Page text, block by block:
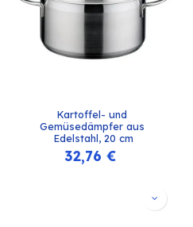
Kartoffel- und
Gemüsedämpfer aus
Edelstahl, 20 cm
32,76 €